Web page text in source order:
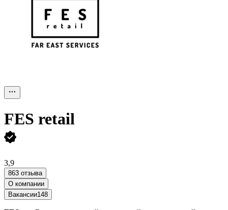
FES retail
3,9
863 отзыва
О компании
Вакансии148